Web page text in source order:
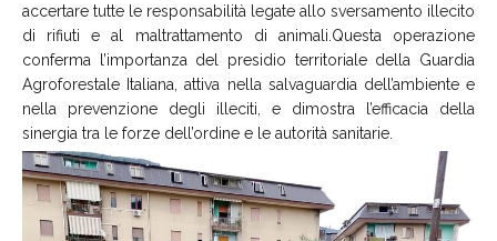
accertare tutte le responsabilità legate allo sversamento illecito
di rifiuti e al maltrattamento di animali.Questa operazione
conferma l’importanza del presidio territoriale della Guardia
Agroforestale Italiana, attiva nella salvaguardia dell’ambiente e
nella prevenzione degli illeciti, e dimostra l’efficacia della
sinergia tra le forze dell’ordine e le autorità sanitarie.